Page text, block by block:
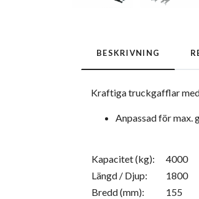
BESKRIVNING
Kraftiga truckgafflar
Anpassad för
Kapacitet (kg):
4000
Längd / Djup:
1800
Bredd (mm):
155